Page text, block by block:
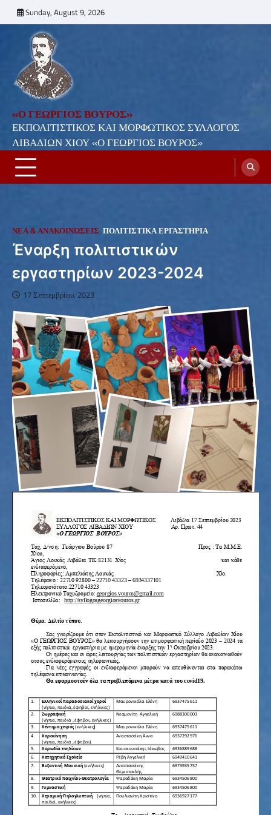
to
content
Sunday, August 9, 2026
«Ο ΓΕΩΡΓΙΟΣ ΒΟΥΡΟΣ»
ΕΚΠΟΛΙΤΙΣΤΙΚΟΣ ΚΑΙ ΜΟΡΦΩΤΙΚΟΣ ΣΥΛΛΟΓΟΣ
ΛΙΒΑΔΙΩΝ ΧΙΟΥ «Ο ΓΕΩΡΓΙΟΣ ΒΟΥΡΟΣ»
ΝΕΑ & ΑΝΑΚΟΙΝΩΣΕΙΣ, ΠΟΛΙΤΙΣΤΙΚΑ ΕΡΓΑΣΤΗΡΙΑ
Έναρξη πολιτιστικών
εργαστηρίων 2023-2024
17 Σεπτεμβρίου, 2023